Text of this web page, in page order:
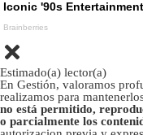
Estimado(a) lector(a)
En Gestión, valoramos
realizamos para
no está permitido,
o parcialmente los